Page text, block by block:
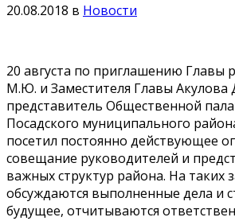
20.08.2018 в Новости
20 августа по приглашению Главы
М.Ю. и Заместителя Главы Акулова
представитель Общественной
Посадского муниципального
посетил постоянно действующее
совещание руководителей и
важных структур района. На таких
обсуждаются выполненные дела и
будущее, отчитываются